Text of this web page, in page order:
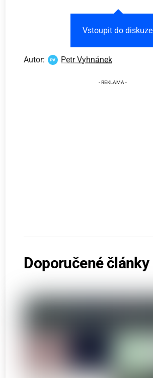
Vstoupit do diskuze
Autor: Petr Vyhnánek
Doporučené články